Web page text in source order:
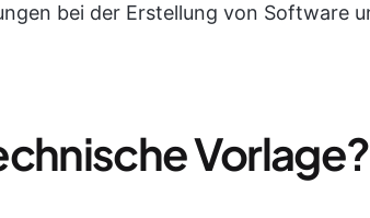
bei der Erstellung von Software
Vorlage?